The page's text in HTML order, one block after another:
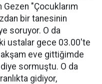
Gezen "Çocuklarım
bir tanesinin
soruyor. O da
ustalar gece 03.00'te
eve gittiğimde
sormuştu. O da
gidiyor,